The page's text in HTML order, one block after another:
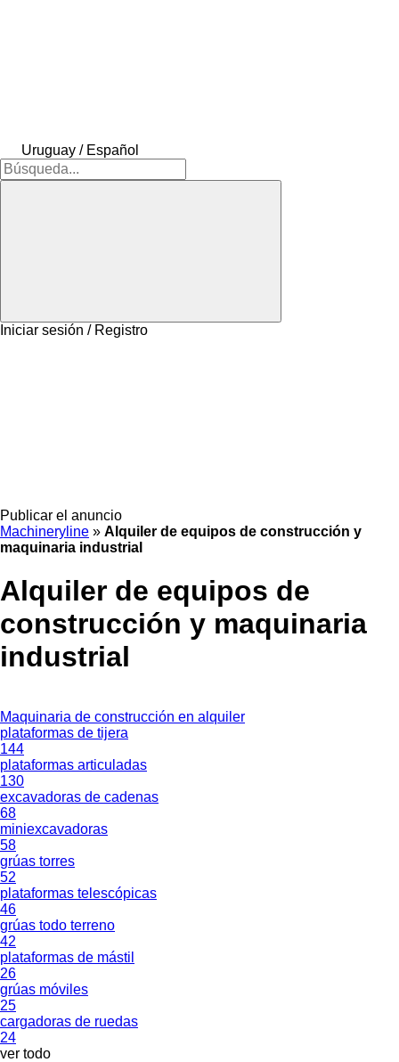
Uruguay / Español
Iniciar sesión / Registro
Publicar el anuncio
Machineryline » Alquiler de equipos de construcción y
maquinaria industrial
Alquiler de equipos de
construcción y maquinaria
industrial
Maquinaria de construcción en alquiler
plataformas de tijera
144
plataformas articuladas
130
excavadoras de cadenas
68
miniexcavadoras
58
grúas torres
52
plataformas telescópicas
46
grúas todo terreno
42
plataformas de mástil
26
grúas móviles
25
cargadoras de ruedas
24
ver todo